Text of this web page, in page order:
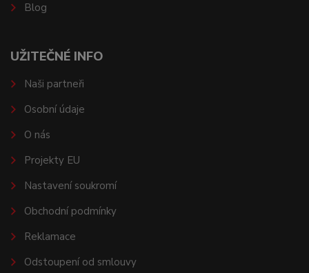
Blog
UŽITEČNÉ INFO
Naši partneři
Osobní údaje
O nás
Projekty EU
Nastavení soukromí
Obchodní podmínky
Reklamace
Odstoupení od smlouvy